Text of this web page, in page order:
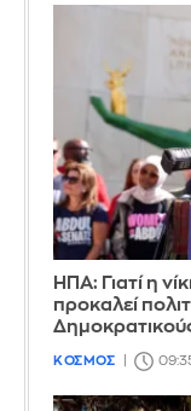
ΗΠΑ: Γιατί η
προκαλεί
ΚΟΣΜΟΣ